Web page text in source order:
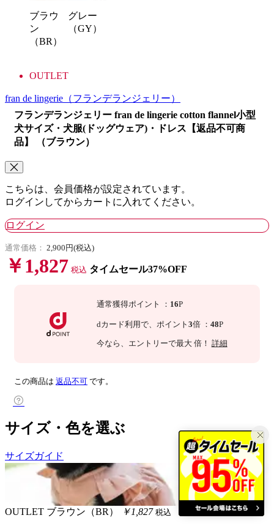
ブラウ
ン
（BR）
グレー
（GY）
OUTLET
fran de lingerie （フランデランジェリー）
フランデランジェリー fran de lingerie cotton flannel小型
犬サイズ・犬服(ドッグウェア)・ドレス【返品不可商
品】 （ブラウン）
こちらは、会員価格が設定されています。
ログインしてからカートに入れてください。
ログイン
通常価格： 2,900円(税込)
￥1,827 税込 タイムセール37%OFF
通常獲得ポイント ： 16P
dカード利用で、 ポイント 3倍 ： 48P
今なら 、エントリーで最大 倍！ 詳細
この商品は 返品不可 です。
サイズ・色を選ぶ
サイズガイド
OUTLET ブラウン（BR） ￥1,827 税込